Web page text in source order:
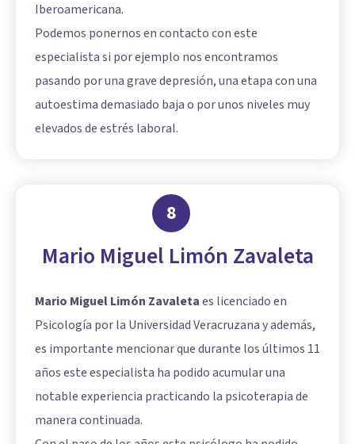
Iberoamericana.
Podemos ponernos en contacto con este
especialista si por ejemplo nos encontramos
pasando por una grave depresión, una etapa con una
autoestima demasiado baja o por unos niveles muy
elevados de estrés laboral.
8
Mario Miguel Limón Zavaleta
Mario Miguel Limón Zavaletaes licenciado en
Psicología por la Universidad Veracruzana y además,
es importante mencionar que durante los últimos 11
años este especialista ha podido acumular una
notable experiencia practicando la psicoterapia de
manera continuada.